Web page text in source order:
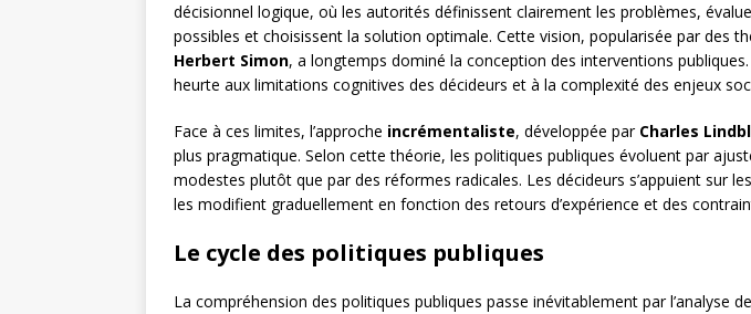
décisionnel logique, où les autorités définissent clairement les problèmes,
possibles et choisissent la solution optimale. Cette vision, popularisée par des
Herbert Simon, a longtemps dominé la conception des interventions
heurte aux limitations cognitives des décideurs et à la complexité des enjeux
Face à ces limites, l’approche incrémentaliste, développée par Charles
plus pragmatique. Selon cette théorie, les politiques publiques évoluent par
modestes plutôt que par des réformes radicales. Les décideurs s’appuient sur
les modifient graduellement en fonction des retours d’expérience et des
Le cycle des politiques publiques
La compréhension des politiques publiques passe inévitablement par l’analyse